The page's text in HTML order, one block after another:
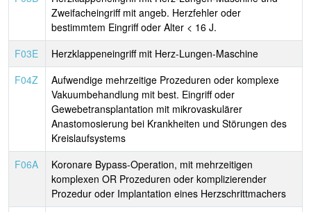
Zweifacheingriff mit angeb. Herzfehler oder
bestimmtem Eingriff oder Alter < 16 J.
F03E
Herzklappeneingriff mit Herz-Lungen-Maschine
F04Z
Aufwendige mehrzeitige Prozeduren oder komplexe
Vakuumbehandlung mit best. Eingriff oder
Gewebetransplantation mit mikrovaskulärer
Anastomosierung bei Krankheiten und Störungen des
Kreislaufsystems
F06A
Koronare Bypass-Operation, mit mehrzeitigen
komplexen OR Prozeduren oder komplizierender
Prozedur oder Implantation eines Herzschrittmachers